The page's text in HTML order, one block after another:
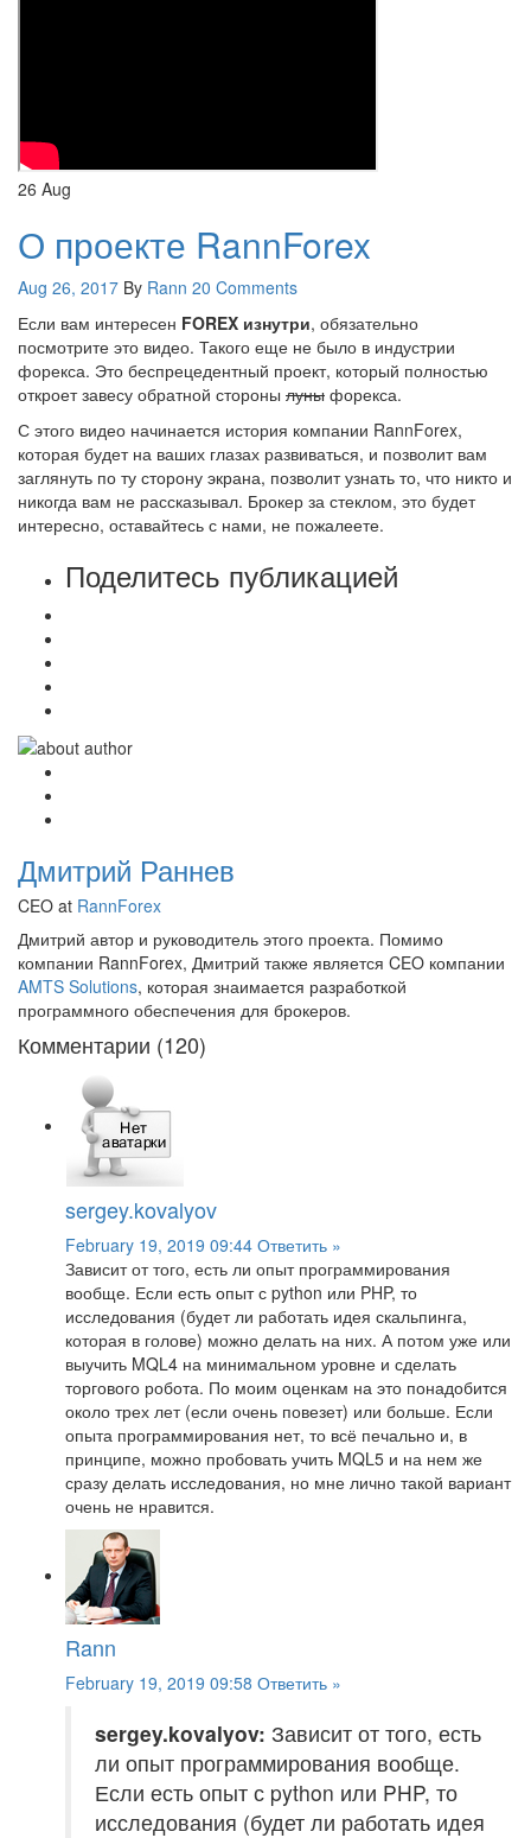
26 Aug
О проекте RannForex
Aug 26, 2017 By Rann 20 Comments
Если вам интересен FOREX изнутри, обязательно
посмотрите это видео. Такого еще не было в индустрии
форекса. Это беспрецедентный проект, который полностью
откроет завесу обратной стороны луны форекса.
С этого видео начинается история компании RannForex,
которая будет на ваших глазах развиваться, и позволит вам
заглянуть по ту сторону экрана, позволит узнать то, что никто и
никогда вам не рассказывал. Брокер за стеклом, это будет
интересно, оставайтесь с нами, не пожалеете.
Поделитесь публикацией
Дмитрий Раннев
CEO at RannForex
Дмитрий автор и руководитель этого проекта. Помимо
компании RannForex, Дмитрий также является CEO компании
AMTS Solutions, которая знаимается разработкой
программного обеспечения для брокеров.
Комментарии (120)
sergey.kovalyov
February 19, 2019 09:44 Ответить »
Зависит от того, есть ли опыт программирования
вообще. Если есть опыт с python или PHP, то
исследования (будет ли работать идея скальпинга,
которая в голове) можно делать на них. А потом уже или
выучить MQL4 на минимальном уровне и сделать
торгового робота. По моим оценкам на это понадобится
около трех лет (если очень повезет) или больше. Если
опыта программирования нет, то всё печально и, в
принципе, можно пробовать учить MQL5 и на нем же
сразу делать исследования, но мне лично такой вариант
очень не нравится.
Rann
February 19, 2019 09:58 Ответить »
sergey.kovalyov: Зависит от того, есть
ли опыт программирования вообще.
Если есть опыт с python или PHP, то
исследования (будет ли работать идея